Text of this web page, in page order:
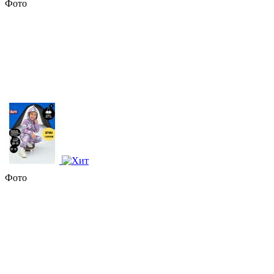
Фото
Фото